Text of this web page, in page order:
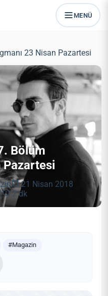
MENÜ
23 Nisan Pazartesi
Bölüm
Pazartesi
21 Nisan 2018
2 dk
#Magazin